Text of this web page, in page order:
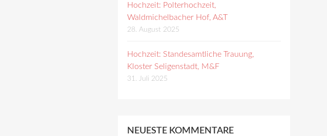
Hochzeit: Polterhochzeit,
Waldmichelbacher Hof, A&T
28. August 2025
Hochzeit: Standesamtliche Trauung,
Kloster Seligenstadt, M&F
31. Juli 2025
NEUESTE KOMMENTARE